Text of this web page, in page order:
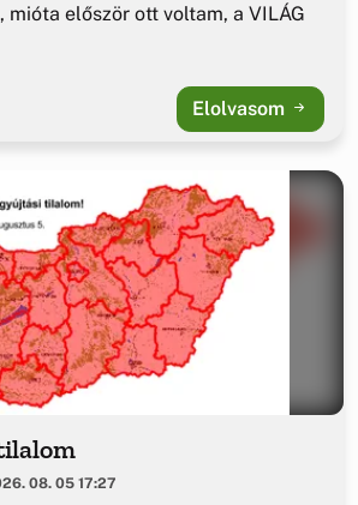
mióta először ott voltam, a VILÁG
Elolvasom
08. 05 17:27